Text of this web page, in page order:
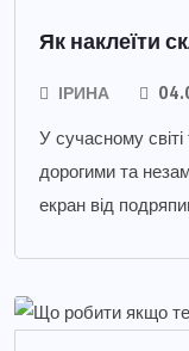
Як наклеїти
ІРИНА
У сучасному
дорогими та
екран від